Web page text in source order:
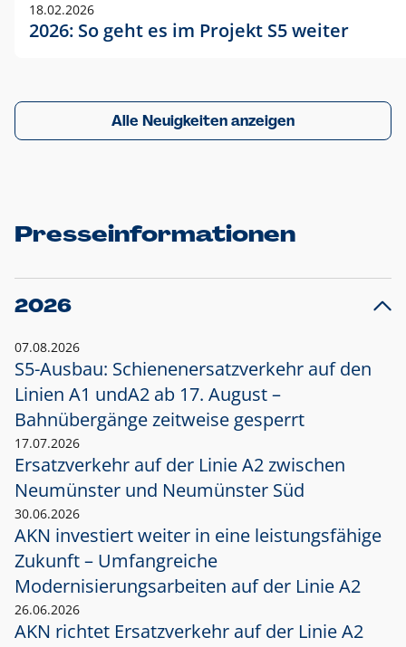
18.02.2026
2026: So geht es im Projekt S5 weiter
Alle Neuigkeiten anzeigen
Presseinformationen
2026
07.08.2026
S5-Ausbau: Schienenersatzverkehr auf den
Linien A1 undA2 ab 17. August –
Bahnübergänge zeitweise gesperrt
17.07.2026
Ersatzverkehr auf der Linie A2 zwischen
Neumünster und Neumünster Süd
30.06.2026
AKN investiert weiter in eine leistungsfähige
Zukunft – Umfangreiche
Modernisierungsarbeiten auf der Linie A2
26.06.2026
AKN richtet Ersatzverkehr auf der Linie A2